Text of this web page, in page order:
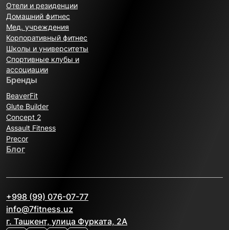
Отели и резиденции
Домашний фитнес
Мед. учреждения
Корпоративный фитнес
Школы и университеты
Спортивные клубы и
ассоциации
Бренды
BeaverFit
Glute Builder
Concept 2
Assault Fitness
Precor
Блог
+998 (99) 076-07-77
info@7fitness.uz
г. Ташкент, улица Фурката, 2А